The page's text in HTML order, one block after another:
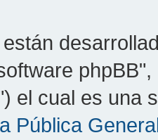
el cual es una
Pública